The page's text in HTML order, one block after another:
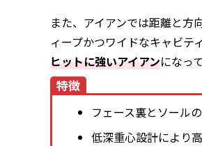
また、アイアンでは距離と方
ィープかつワイドなキャビテ
ヒットに強いアイアンになっ
特徴
フェース裏とソール
低深重心設計により